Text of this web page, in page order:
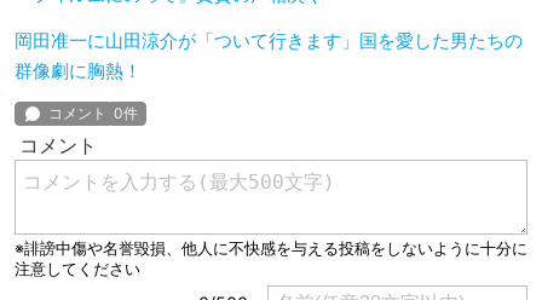
岡田准一に山田涼介が「ついて行きます」国を愛した男たちの
群像劇に胸熱！